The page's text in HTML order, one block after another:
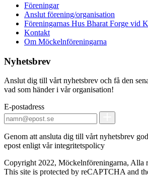
Föreningar
Anslut förening/organisation
Föreningarnas Hus Bharat Forge vid
Kontakt
Om Möckelnföreningarna
Nyhetsbrev
Anslut dig till vårt nyhetsbrev och få den
vad som händer i vår organisation!
E-postadress
Genom att ansluta dig till vårt nyhetsbrev
epost enligt vår integritetspolicy
Copyright 2022, Möckelnföreningarna, Alla
This site is protected by reCAPTCHA and